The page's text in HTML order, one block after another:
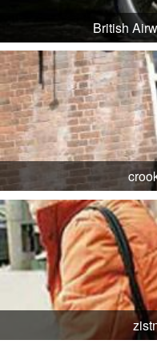
British